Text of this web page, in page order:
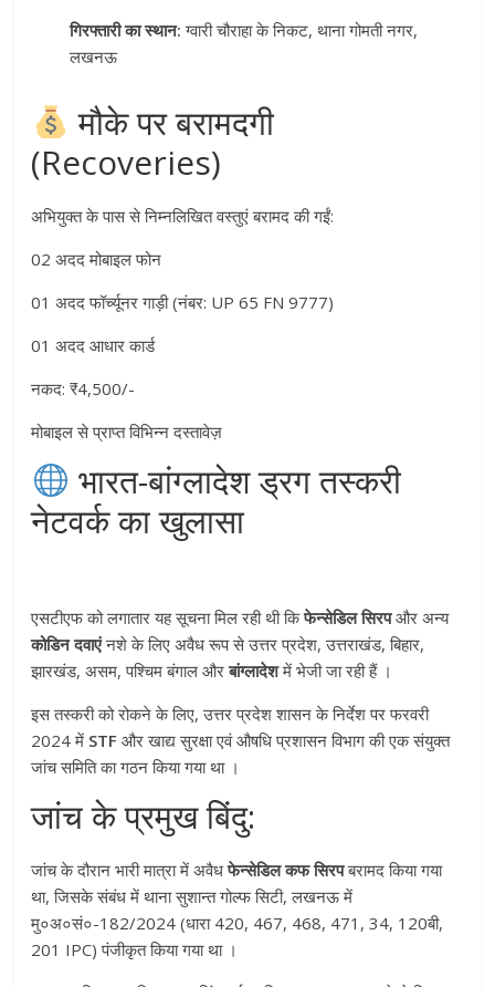
गिरफ्तारी का स्थान: ग्वारी चौराहा के निकट, थाना गोमती नगर,
लखनऊ
मौके पर बरामदगी
(Recoveries)
अभियुक्त के पास से निम्नलिखित वस्तुएं बरामद की गईं:
02 अदद मोबाइल फोन
01 अदद फॉर्च्यूनर गाड़ी (नंबर: UP 65 FN 9777)
01 अदद आधार कार्ड
नकद: ₹4,500/-
मोबाइल से प्राप्त विभिन्न दस्तावेज़
भारत-बांग्लादेश ड्रग तस्करी
नेटवर्क का खुलासा
एसटीएफ को लगातार यह सूचना मिल रही थी किफेन्सेडिल सिरपऔर अन्य
कोडिन दवाएंनशे के लिए अवैध रूप से उत्तर प्रदेश, उत्तराखंड, बिहार,
झारखंड, असम, पश्चिम बंगाल औरबांग्लादेशमें भेजी जा रही हैं ।
इस तस्करी को रोकने के लिए, उत्तर प्रदेश शासन के निर्देश पर फरवरी
2024 में STF और खाद्य सुरक्षा एवं औषधि प्रशासन विभाग की एक संयुक्त
जांच समिति का गठन किया गया था ।
जांच के प्रमुख बिंदु:
जांच के दौरान भारी मात्रा में अवैधफेन्सेडिल कफ सिरपबरामद किया गया
था, जिसके संबंध में थाना सुशान्त गोल्फ सिटी, लखनऊ में
मु०अ०सं०-182/2024 (धारा 420, 467, 468, 471, 34, 120बी,
201 IPC) पंजीकृत किया गया था ।